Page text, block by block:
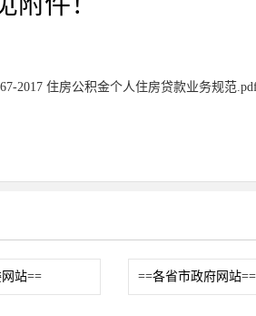
2017 住房公积金个人住房贷款业务规范
站== ==各省市政府网站==